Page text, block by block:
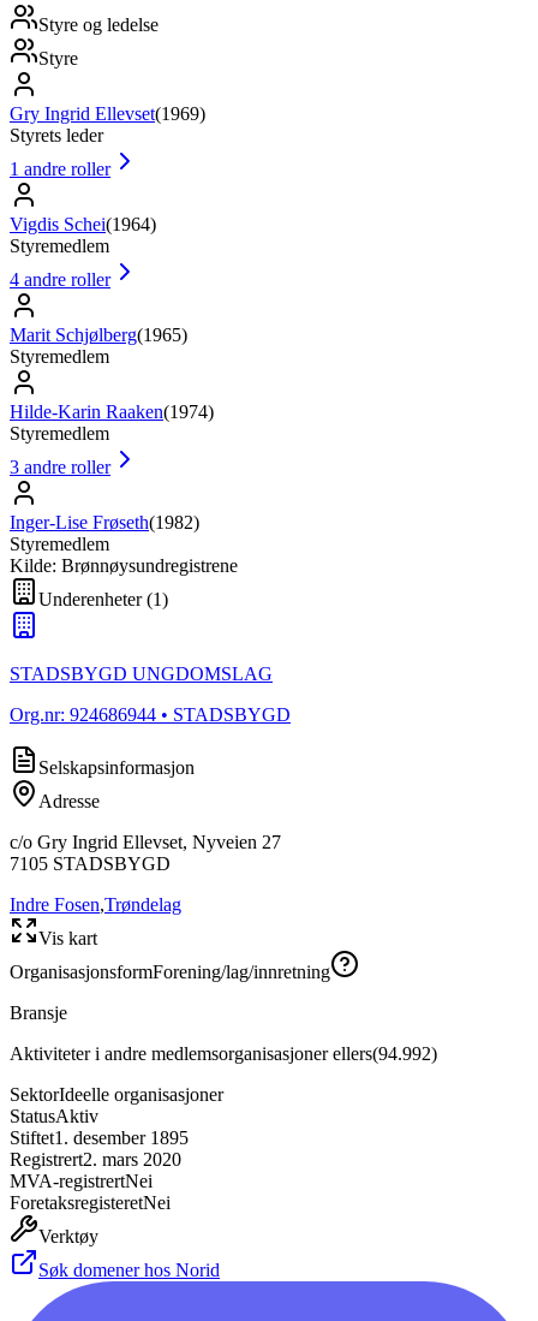
Styre og ledelse
Styre
Gry Ingrid Ellevset(1969)
Styrets leder
1 andre roller
Vigdis Schei(1964)
Styremedlem
4 andre roller
Marit Schjølberg(1965)
Styremedlem
Hilde-Karin Raaken(1974)
Styremedlem
3 andre roller
Inger-Lise Frøseth(1982)
Styremedlem
Kilde: Brønnøysundregistrene
Underenheter(1)
STADSBYGD UNGDOMSLAG
Org.nr: 924686944 • STADSBYGD
Selskapsinformasjon
Adresse
c/o Gry Ingrid Ellevset, Nyveien 27
7105 STADSBYGD
Indre Fosen,Trøndelag
Vis kart
OrganisasjonsformForening/lag/innretning
Bransje
Aktiviteter i andre medlemsorganisasjoner ellers(94.992)
SektorIdeelle organisasjoner
StatusAktiv
Stiftet1. desember 1895
Registrert2. mars 2020
MVA-registrertNei
ForetaksregisteretNei
Verktøy
Søk domener hos Norid